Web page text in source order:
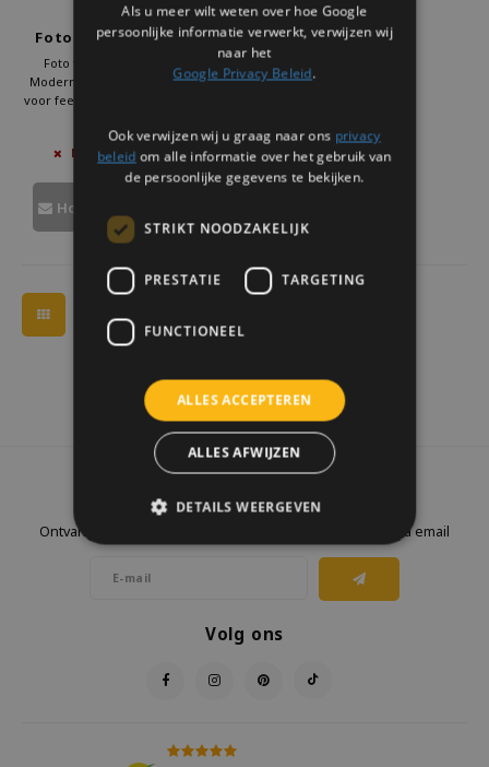
Doiy
Foto frame wit sweetie
Foto frame wit Sweetie Doiy.
Modern fotoframe en fotolijst wit
voor feest of verjaardag. Ideaal als
decoratie fotolijst of origineel
fotolijst cadeau. Bestel nu bij Kado
in Huis en geef je mooiste
€21,95
NIET OP VOORRAAD
Houd mij op de hoogte
Ontvang de laatste updates, nieuws en aanbiedingen via email
Volg ons
Als u meer wilt weten over hoe Google
persoonlijke informatie verwerkt, verwijzen wij
naar het
Google Privacy Beleid.
Ook verwijzen wij u graag naar ons privacy
beleid om alle informatie over het gebruik van
de persoonlijke gegevens te bekijken.
STRIKT NOODZAKELIJK
PRESTATIE TARGETING
FUNCTIONEEL
ALLES ACCEPTEREN
ALLES AFWIJZEN
DETAILS WEERGEVEN